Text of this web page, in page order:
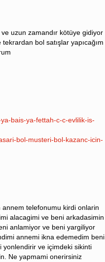
uzun zamandır kötüye gidiyor
bol satışlar yapıcağım
bais-ya-fettah-c-c-evlilik-is-
bol-musteri-bol-kazanc-icin-
telefonumu kirdi onlarin
alacagimi ve beni arkadasimin
anlamiyor ve beni yargiliyor
annemi ikna edemedim beni
yonlendirir ve içimdeki sikinti
Ne yapmami onerirsiniz